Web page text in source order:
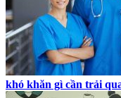
khó khăn gì cần trải